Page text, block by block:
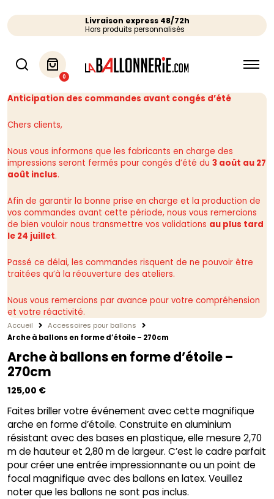
Livraison express 48/72h
Hors produits personnalisés
0
Anticipation des commandes avant congés d’été
Chers clients,
Nous vous informons que les fabricants en charge des
impressions seront fermés pour congés d’été du 3 août au 27
août inclus.
Afin de garantir la bonne prise en charge et la production de
vos commandes avant cette période, nous vous remercions
de bien vouloir nous transmettre vos validations au plus tard
le 24 juillet.
Passé ce délai, les commandes risquent de ne pouvoir être
traitées qu’à la réouverture des ateliers.
Nous vous remercions par avance pour votre compréhension
et votre réactivité.
Accueil
Accessoires pour ballons
Arche à ballons en forme d’étoile – 270cm
Arche à ballons en forme d’étoile –
270cm
125,00 €
Faites briller votre événement avec cette magnifique
arche en forme d’étoile. Construite en aluminium
résistant avec des bases en plastique, elle mesure 2,70
m de hauteur et 2,80 m de largeur. C’est le cadre parfait
pour créer une entrée impressionnante ou un point de
focal magnifique avec des ballons en latex. Veuillez
noter que les ballons ne sont pas inclus.